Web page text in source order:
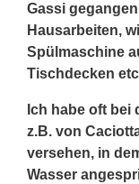
Gassi
Hausarbeiten,
Spülmaschine
Tischdecken
Ich habe oft bei
z.B. von
versehen, in
Wasser